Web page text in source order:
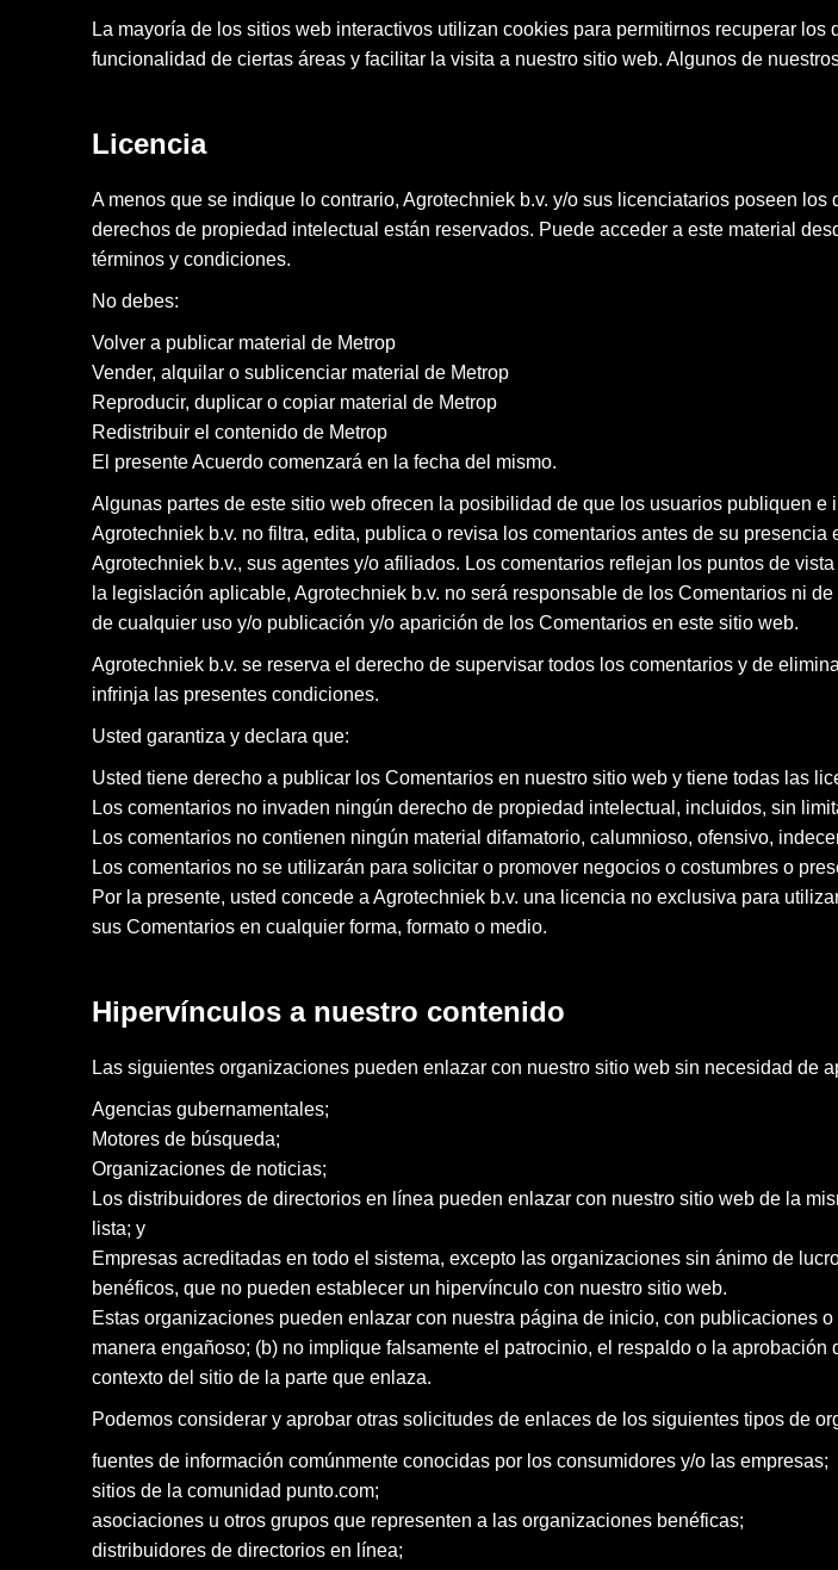
La mayoría de los sitios web interactivos utilizan cookies para permitirnos recuperar
funcionalidad de ciertas áreas y facilitar la visita a nuestro sitio web. Algunos de
Licencia
A menos que se indique lo contrario, Agrotechniek b.v. y/o sus licenciatarios poseen
derechos de propiedad intelectual están reservados. Puede acceder a este material
términos y condiciones.
No debes:
Volver a publicar material de Metrop
Vender, alquilar o sublicenciar material de Metrop
Reproducir, duplicar o copiar material de Metrop
Redistribuir el contenido de Metrop
El presente Acuerdo comenzará en la fecha del mismo.
Algunas partes de este sitio web ofrecen la posibilidad de que los usuarios publiquen
Agrotechniek b.v. no filtra, edita, publica o revisa los comentarios antes de su
Agrotechniek b.v., sus agentes y/o afiliados. Los comentarios reflejan los puntos de
la legislación aplicable, Agrotechniek b.v. no será responsable de los Comentarios ni
de cualquier uso y/o publicación y/o aparición de los Comentarios en este sitio web.
Agrotechniek b.v. se reserva el derecho de supervisar todos los comentarios y de
infrinja las presentes condiciones.
Usted garantiza y declara que:
Usted tiene derecho a publicar los Comentarios en nuestro sitio web y tiene todas las
Los comentarios no invaden ningún derecho de propiedad intelectual, incluidos, sin
Los comentarios no contienen ningún material difamatorio, calumnioso, ofensivo,
Los comentarios no se utilizarán para solicitar o promover negocios o costumbres o
Por la presente, usted concede a Agrotechniek b.v. una licencia no exclusiva para
sus Comentarios en cualquier forma, formato o medio.
Hipervínculos a nuestro contenido
Las siguientes organizaciones pueden enlazar con nuestro sitio web sin necesidad de
Agencias gubernamentales;
Motores de búsqueda;
Organizaciones de noticias;
Los distribuidores de directorios en línea pueden enlazar con nuestro sitio web de la
lista; y
Empresas acreditadas en todo el sistema, excepto las organizaciones sin ánimo de
benéficos, que no pueden establecer un hipervínculo con nuestro sitio web.
Estas organizaciones pueden enlazar con nuestra página de inicio, con publicaciones
manera engañoso; (b) no implique falsamente el patrocinio, el respaldo o la
contexto del sitio de la parte que enlaza.
Podemos considerar y aprobar otras solicitudes de enlaces de los siguientes tipos de
fuentes de información comúnmente conocidas por los consumidores y/o las empresas;
sitios de la comunidad punto.com;
asociaciones u otros grupos que representen a las organizaciones benéficas;
distribuidores de directorios en línea;